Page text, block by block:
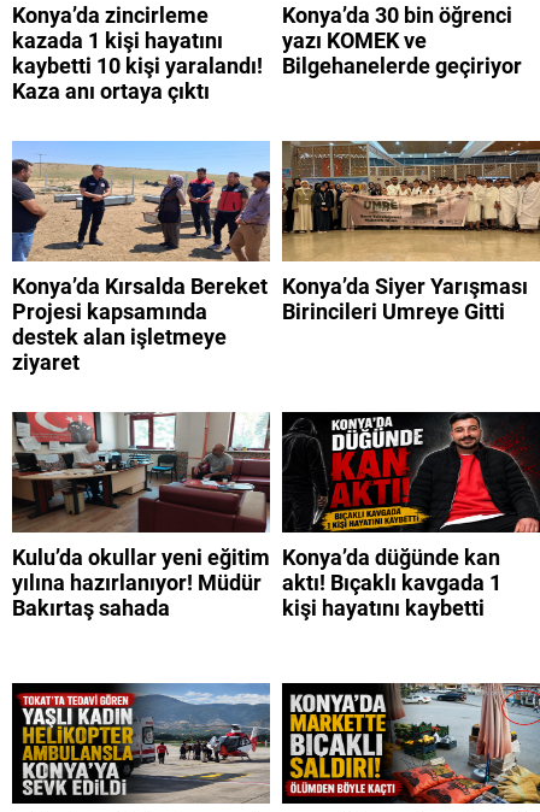
Konya’da zincirleme
kazada 1 kişi hayatını
kaybetti 10 kişi yaralandı!
Kaza anı ortaya çıktı
Konya’da 30 bin öğrenci
yazı KOMEK ve
Bilgehanelerde geçiriyor
Konya’da Kırsalda Bereket
Projesi kapsamında
destek alan işletmeye
ziyaret
Konya’da Siyer Yarışması
Birincileri Umreye Gitti
Kulu’da okullar yeni eğitim
yılına hazırlanıyor! Müdür
Bakırtaş sahada
Konya’da düğünde kan
aktı! Bıçaklı kavgada 1
kişi hayatını kaybetti